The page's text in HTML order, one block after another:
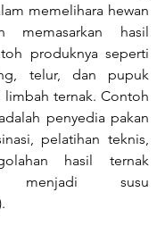
memelihara hewan
memasarkan hasil
produknya seperti
telur, dan pupuk
limbah ternak. Contoh
penyedia pakan
pelatihan teknis,
hasil ternak
menjadi susu